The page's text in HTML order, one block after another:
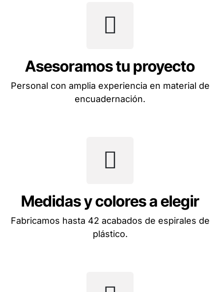
Asesoramos tu proyecto
Personal con amplia experiencia en material de
encuadernación.
Medidas y colores a elegir
Fabricamos hasta 42 acabados de espirales de
plástico.